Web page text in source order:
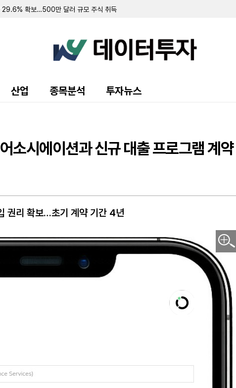
29.6% 확보…500만 달러 규모 주식 취득
지분 7.8% 확보
2분기 순손실 151만 달러…워런트 행사로 446만 달러 조달
주 규모 주주 등록 및 매각 추진
지분 10.7%로 축소…최근 6일간 16만여 주 장내 매도
만 달러 기록…가상자산 평가이익에 흑자 전환
대출 채권 457만 달러로 감소…대출 조건 조정액은 412만 달러
만 달러 기록…가상자산 평가손실 영향
스 주식 및 전환사채 매각
산업 종목분석 투자뉴스
소시에이션과 신규 대출 프로그램 계
권리 확보…초기 계약 기간 4년